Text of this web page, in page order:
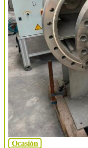
Ocasión